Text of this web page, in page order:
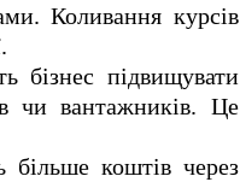
Коливання курсів
бізнес підвищувати
чи вантажників. Це
більше коштів через